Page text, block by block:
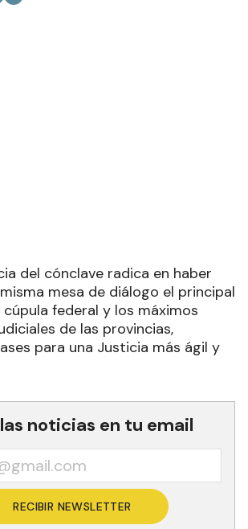
del cónclave radica en haber
mesa de diálogo el principal
federal y los máximos
de las provincias,
para una Justicia más ágil y
noticias en tu email
RECIBIR NEWSLETTER